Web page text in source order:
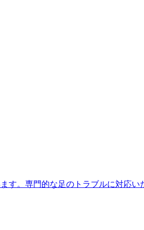
す。専門的な足のトラブルに対応い